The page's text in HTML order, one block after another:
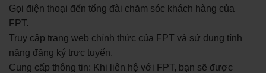
Gọi điện thoại đến tổng đài chăm sóc khách hàng của
FPT.
Truy cập trang web chính thức của FPT và sử dụng tính
năng đăng ký trực tuyến.
Cung cấp thông tin: Khi liên hệ với FPT, bạn sẽ được